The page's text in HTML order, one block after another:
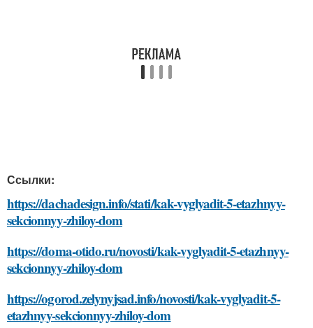
Ссылки:
https://dachadesign.info/stati/kak-vyglyadit-5-etazhnyy-
sekcionnyy-zhiloy-dom
https://doma-otido.ru/novosti/kak-vyglyadit-5-etazhnyy-
sekcionnyy-zhiloy-dom
https://ogorod.zelynyjsad.info/novosti/kak-vyglyadit-5-
etazhnyy-sekcionnyy-zhiloy-dom